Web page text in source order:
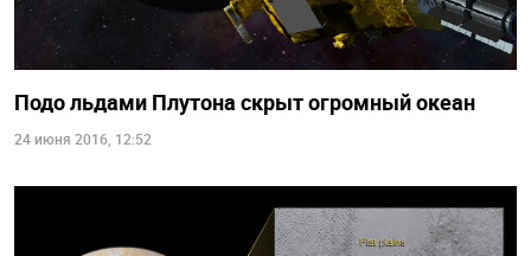
Подо льдами Плутона скрыт огромный океан
24 июня 2016, 12:52